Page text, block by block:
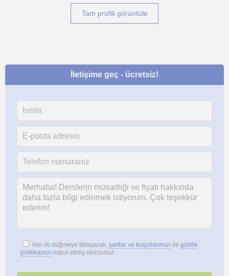
Tam profili görüntüle
İletişime geç - ücretsiz!
Her iki düğmeye tıklayarak, şartlar ve koşullarımızı ile gizlilik
politikamızı kabul etmiş olursunuz